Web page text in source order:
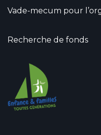
Vade-mecum pour
Recherche de fonds